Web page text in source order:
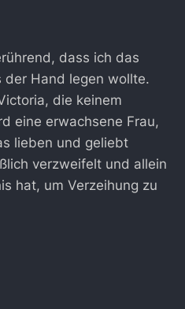
dass ich das
der Hand legen wollte.
die keinem
eine erwachsene Frau,
lieben und geliebt
verzweifelt und allein
hat, um Verzeihung zu